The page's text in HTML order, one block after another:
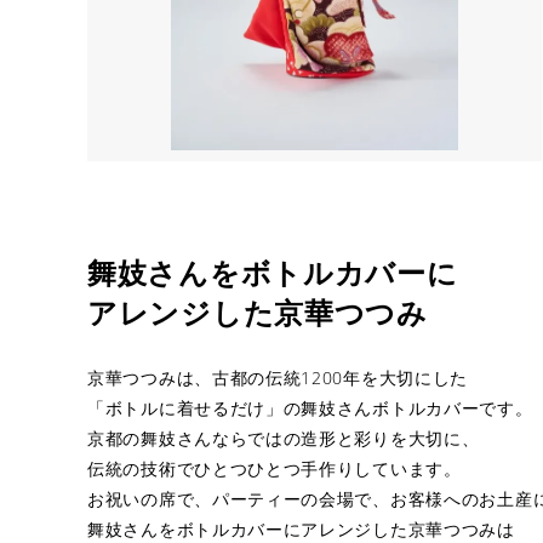
舞妓さんをボトルカバーに
アレンジした京華つつみ
京華つつみは、古都の伝統1200年を大切にした
「ボトルに着せるだけ」の舞妓さんボトルカバーです。
京都の舞妓さんならではの造形と彩りを大切に、
伝統の技術でひとつひとつ手作りしています。
お祝いの席で、パーティーの会場で、お客様へのお土産
舞妓さんをボトルカバーにアレンジした京華つつみは